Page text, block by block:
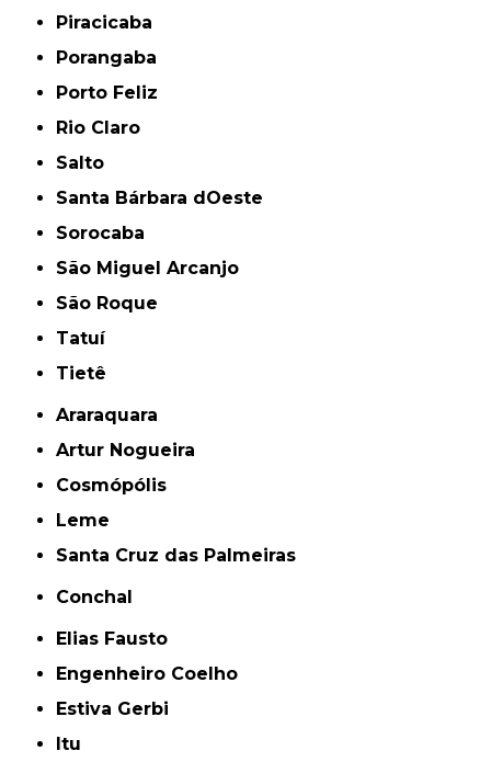
Piracicaba
Porangaba
Porto Feliz
Rio Claro
Salto
Santa Bárbara dOeste
Sorocaba
São Miguel Arcanjo
São Roque
Tatuí
Tietê
Araraquara
Artur Nogueira
Cosmópólis
Leme
Santa Cruz das Palmeiras
Conchal
Elias Fausto
Engenheiro Coelho
Estiva Gerbi
Itu